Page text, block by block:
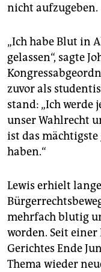
nicht aufzugeben.
„Ich habe Blut in
gelassen“, sagte
zuvor als
stand: „Ich werde
unser Wahlrecht
ist das
haben.“
Lewis erhielt
mehrfach blutig
worden. Seit
Gerichtes Ende
Thema wieder